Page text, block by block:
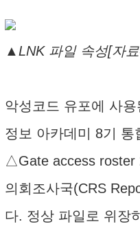
▲LNK 파일 속성[자
악성코드 유포에 사
정보 아카데미 8기
△Gate access
의회조사국(CRS
다. 정상 파일로 위장